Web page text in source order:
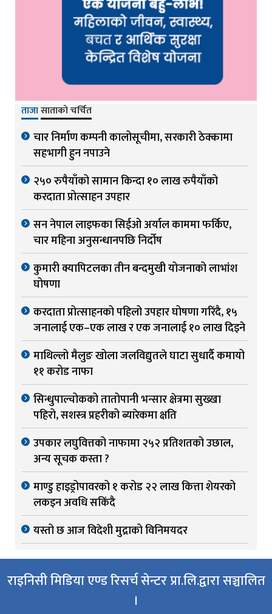
ताजासाताको चर्चित
चार निर्माण कम्पनी कालोसूचीमा, सरकारी ठेक्कामा
सहभागी हुन नपाउने
२५० रुपैयाँको सामान किन्दा १० लाख रुपैयाँको
करदाता प्रोत्साहन उपहार
सन नेपाल लाइफका सिईओ अर्याल काममा फर्किए,
चार महिना अनुसन्धानपछि निर्दोष
कुमारी क्यापिटलका तीन बन्दमुखी योजनाको लाभांश
घोषणा
करदाता प्रोत्साहनको पहिलो उपहार घोषणा गरिंदै, १५
जनालाई एक–एक लाख र एक जनालाई १० लाख दिइने
माथिल्लो मैलुङ खोला जलविद्युतले घाटा सुधार्दै कमायो
११ करोड नाफा
सिन्धुपाल्चोकको तातोपानी भन्सार क्षेत्रमा सुख्खा
पहिरो, सशस्त्र प्रहरीको ब्यारेकमा क्षति
उपकार लघुवित्तको नाफामा २५२ प्रतिशतको उछाल,
अन्य सूचक कस्ता ?
माण्डु हाइड्रोपावरको १ करोड २२ लाख कित्ता शेयरको
लकइन अवधि सकिंदै
यस्तो छ आज विदेशी मुद्राको विनिमयदर
राइनिसी मिडिया एण्ड रिसर्च सेन्टर प्रा.लि.द्वारा सञ्चालित
।